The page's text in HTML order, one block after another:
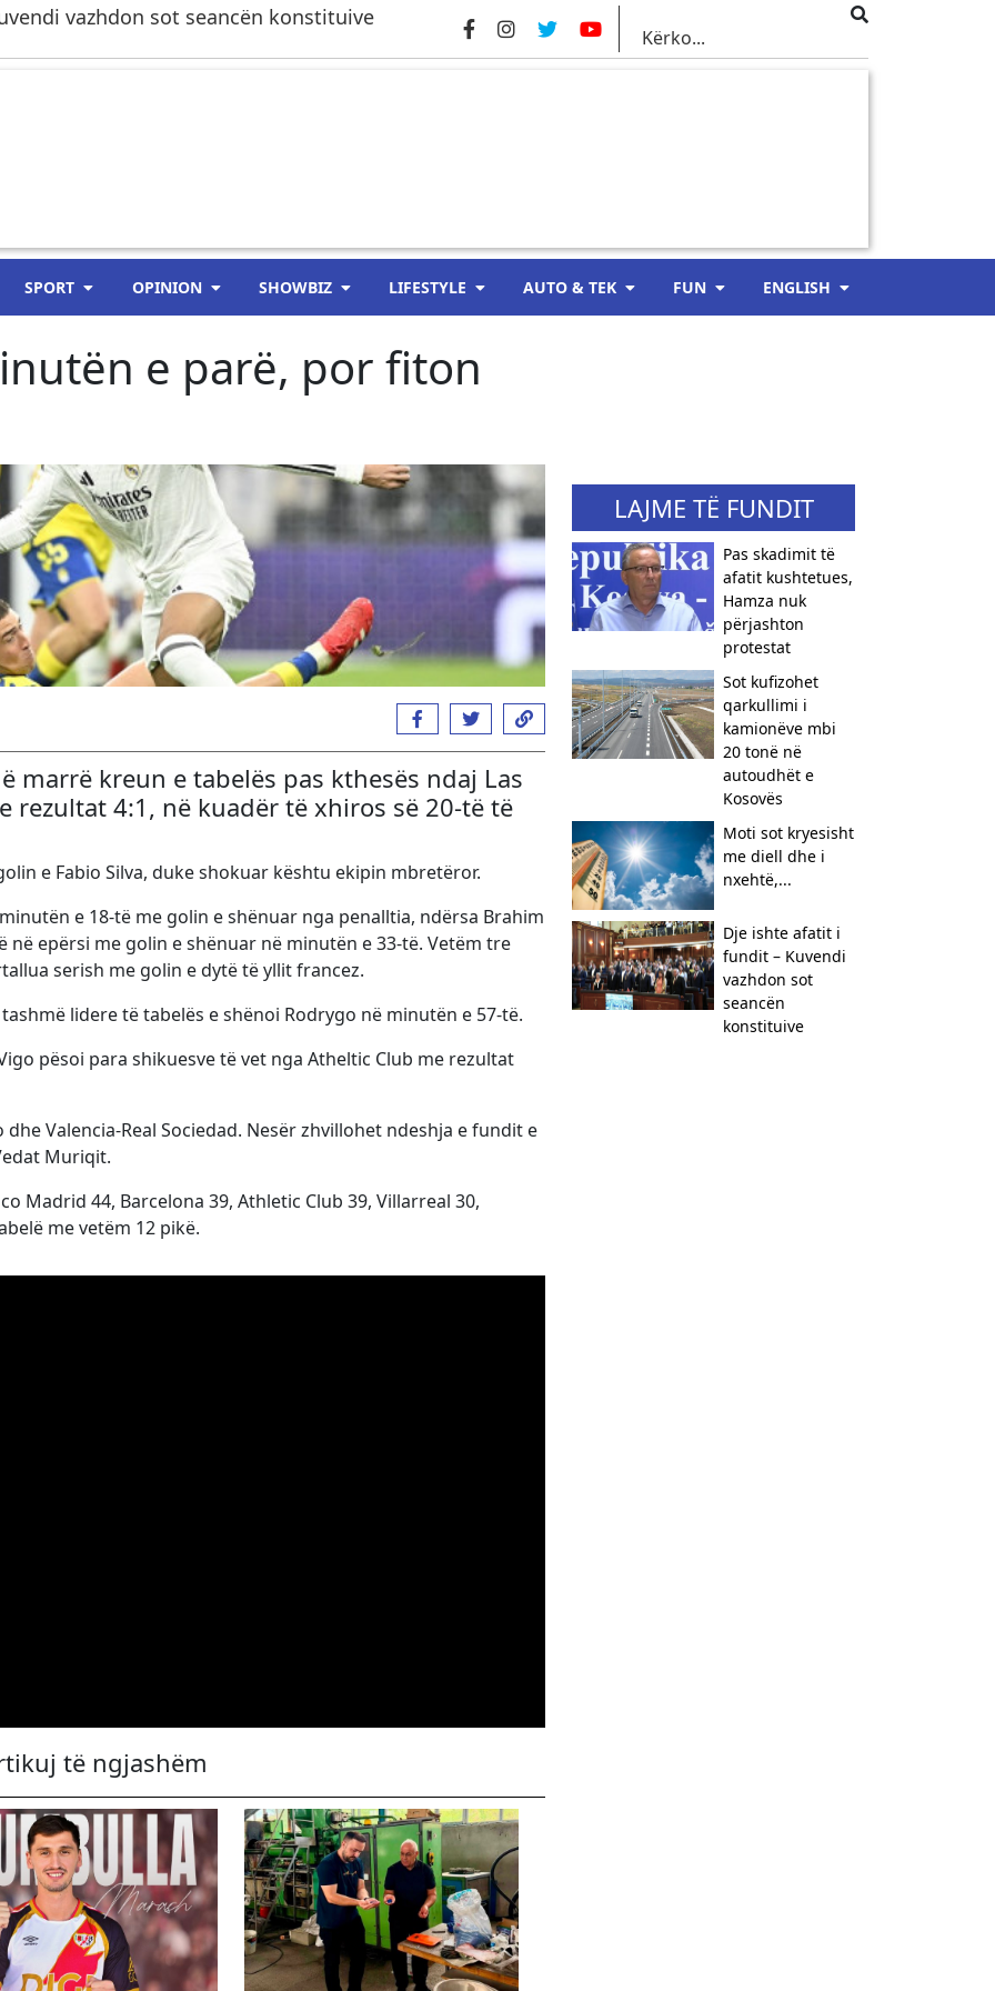
vazhdon sot seancën konstituive
SPORT OPINION SHOWBIZ LIFESTYLE AUTO & TEK FUN ENGLISH
e parë, por fiton
marrë kreun e tabelës pas kthesës ndaj Las
rezultat 4:1, në kuadër të xhiros së 20-të të
e Fabio Silva, duke shokuar kështu ekipin mbretëror.
e 18-të me golin e shënuar nga penalltia, ndërsa Brahim
epërsi me golin e shënuar në minutën e 33-të. Vetëm tre
serish me golin e dytë të yllit francez.
lidere të tabelës e shënoi Rodrygo në minutën e 57-të.
pësoi para shikuesve të vet nga Atheltic Club me rezultat
Valencia-Real Sociedad. Nesër zhvillohet ndeshja e fundit e
Muriqit.
Madrid 44, Barcelona 39, Athletic Club 39, Villarreal 30,
me vetëm 12 pikë.
të ngjashëm
LAJME TË FUNDIT
Pas skadimit të
afatit kushtetues,
Hamza nuk
përjashton
protestat
Sot kufizohet
qarkullimi i
kamionëve mbi
20 tonë në
autoudhët e
Kosovës
Moti sot kryesisht
me diell dhe i
nxehtë,...
Dje ishte afatit i
fundit – Kuvendi
vazhdon sot
seancën
konstituive